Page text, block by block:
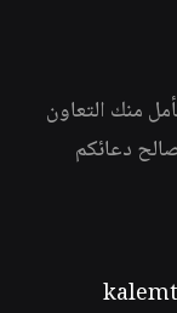
منك التعاون
دعائكم